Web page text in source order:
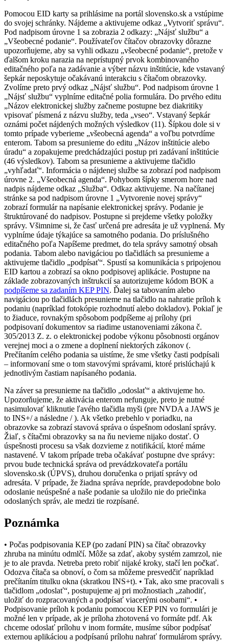
Pomocou EID karty sa prihlásime na portál slovensko.sk a vstúpime
do svojej schránky. Nájdeme a aktivujeme odkaz „Vytvoriť správu“.
Pod nadpisom úrovne 1 sa zobrazia 2 odkazy: „Nájsť službu“ a
„Všeobecné podanie“. Používateľov čítačov obrazovky dôrazne
upozorňujeme, aby sa vyhli odkazu „všeobecné podanie“, pretože v
ďalšom kroku narazia na neprístupný prvok kombinovaného
editačného poľa na zadávanie a výber názvu inštitúcie, kde vstavaný
šepkár neposkytuje očakávanú interakciu s čítačom obrazovky.
Zvolíme preto prvý odkaz „Nájsť službu“. Pod nadpisom úrovne 1
„Nájsť službu“ vyplníme editačné polia formulára. Do prvého editu
„Názov elektronickej služby začneme postupne bez diakritiky
vpisovať písmená z názvu služby, teda „vseo“. Vstavaný šepkár
oznámi počet nájdených možných výsledkov (11). Šípkou dole si v
tomto prípade vyberieme „všeobecná agenda“ a voľbu potvrdíme
enterom. Tabom sa presunieme do editu „Názov inštitúcie alebo
úradu“ a zopakujeme predchádzajúci postup pri zadávaní inštitúcie
(46 výsledkov). Tabom sa presunieme a aktivujeme tlačidlo
„vyhľadať“. Informácia o nájdenej službe sa zobrazí pod nadpisom
úrovne 2. „Všeobecná agenda“. Pohybom šípky smerom hore nad
nadpis nájdeme odkaz „Služba“. Odkaz aktivujeme. Na načítanej
stránke sa pod nadpisom úrovne 1 „Vytvorenie novej správy“
zobrazí formulár na napísanie elektronickej správy. Podanie je
štruktúrované do nadpisov. Postupne si prejdeme všetky položky
správy. Všimnime si, že časť určená pre adresáta je už vyplnená. My
vyplníme údaje týkajúce sa samotného podania. Do príslušného
editačného poľa Napíšeme predmet, do tela správy samotný obsah
podania. Tabom alebo navigáciou po tlačidlách sa presunieme a
aktivujeme tlačidlo „podpísať“. Spustí sa komunikácia s pripojenou
EID kartou a zobrazí sa okno podpisovej aplikácie. Postupne na
základe zobrazovaných inštrukcií sa autorizujeme kódom BOK a
podpíšeme sa zadaním KEP PIN. Ďalej sa tabovaním alebo
navigáciou po tlačidlách presunieme na tlačidlo na nahratie príloh k
podaniu (napríklad fotokópie rozhodnutí alebo dokladov). Pokiaľ je
to žiaduce, rovnakým spôsobom podpíšeme aj prílohy (pri
podpisovaní dokumentov sa riadime ustanoveniami zákona č.
305/2013 Z. z. o elektronickej podobe výkonu pôsobnosti orgánov
verejnej moci a o zmene a doplnení niektorých zákonov (.
Prečítaním celého podania sa uistíme, že sme všetky časti podpísali
– informovaní sme o tom stavovými správami, ktoré prislúchajú k
jednotlivým častiam napísaného podania.
Na záver sa presunieme na tlačidlo „odoslať“ a aktivujeme ho.
Upozorňujeme, že aktivácia enterom nefunguje, preto je nutné
nasimulovať kliknutie ľavého tlačidla myši (pre NVDA a JAWS je
to INS+/ a následne / ). Ak všetko prebehlo v poriadku, na
obrazovke sa zobrazí stavová správa o úspešnom odoslaní správy.
Žiaľ, s čítačmi obrazovky sa na ňu nevieme nijako dostať. O
úspešnosti procesu sa však dozvieme z notifikácií, ktoré máme
nastavené. V takom prípade treba očakávať postupne dve správy:
prvou bude technická správa od prevádzkovateľa portálu
slovensko.sk (ÚPVS), druhou doručenka o prijatí správy od
adresáta. V prípade, že žiadna správa nepríde, pravdepodobne bolo
odoslanie neúspešné a naše podanie sa uložilo nie do priečinka
odoslaných správ, ale medzi tie rozpísané.
Poznámka
• Počas podpisovania KEP (po zadaní PIN) sa čítač obrazovky
zhruba na minútu odmlčí. Môže sa zdať, akoby systém zamrzol, nie
je to ale pravda. Netreba preto robiť nijaké kroky, stačí len počkať.
Odozva čítača sa obnoví, o čom sa môžeme presvedčiť napríklad
prečítaním titulku okna (skratkou INS+t). • Tak, ako sme pracovali s
tlačidlom „odoslať“, postupujeme aj pri možnostiach „zahodiť,
uložiť do rozpracovaných a podpísať viacerými osobami“. •
Podpisovanie príloh k podaniu pomocou KEP PIN vo formulári je
možné len v prípade, ak je príloha zhotovená vo formáte pdf. Ak
chceme odoslať prílohu v inom formáte, musíme súbor podpísať
externou aplikáciou a podpísanú prílohu nahrať formulárom správy.